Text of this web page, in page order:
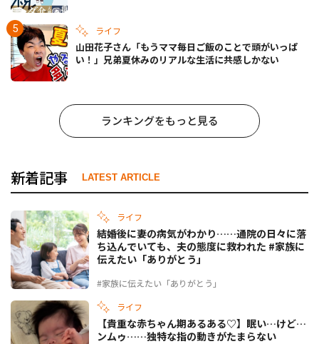
ライフ
山田花子さん「もうママ毎日ご飯のことで頭がいっぱ
い！」兄弟夏休みのリアルな生活に共感しかない
ランキングをもっと見る
新着記事 LATEST ARTICLE
ライフ
#家族に伝えたい「ありがとう」
結婚後に妻の病気がわかり……通院の日々に落
ち込んでいても、夫の態度に救われた #家族に
伝えたい「ありがとう」
ライフ
【貴重な赤ちゃん期あるある♡】眠い…けど…
ンムゥ……独特な指の動きがたまらない